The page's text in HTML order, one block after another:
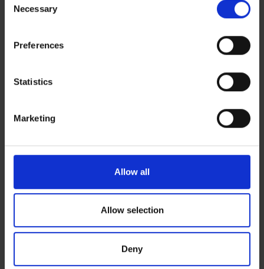
the Privacy trigger icon.
Collect information about your geographical location
Identify your device by actively scanning it for
Find out more about how your personal data is processed
and set your preferences in the
We use cookies to personalise content and ads, to
provide social media features and to analyse our traffic.
our social media, advertising and analytics partners who
may combine it with other information that you’ve
provided to them or that they’ve collected from your use
of their services.
Selection
Necessary
Preferences
Statistics
Marketing
Allow all
Allow selection
Deny
MAINTPOST 800B
Qualité de produits et services pour vous
satisfaire pleinement